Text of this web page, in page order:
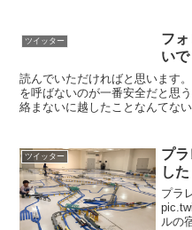
ツイッター
フ
い
読んでいただければと思います
を呼ばないのが一番安全だと思
絡まないに越したことなんてな
ツイッター
プ
した
プラ
ルの